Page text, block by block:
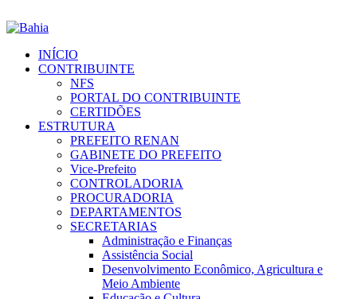
INÍCIO
CONTRIBUINTE
NFS
PORTAL DO CONTRIBUINTE
CERTIDÕES
ESTRUTURA
PREFEITO RENAN
GABINETE DO PREFEITO
Vice-Prefeito
CONTROLADORIA
PROCURADORIA
DEPARTAMENTOS
SECRETARIAS
Administração e Finanças
Assistência Social
Desenvolvimento Econômico, Agricultura e
Meio Ambiente